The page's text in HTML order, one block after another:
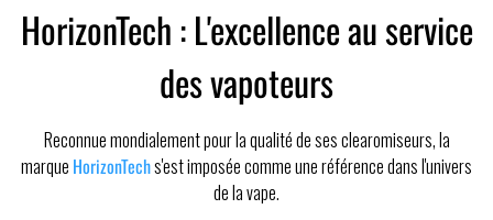
HorizonTech : L'excellence au service
des vapoteurs
Reconnue mondialement pour la qualité de ses clearomiseurs, la
marque HorizonTechs'est imposée comme une référence dans l'univers
de la vape.